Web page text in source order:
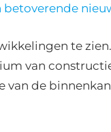
te
van
de